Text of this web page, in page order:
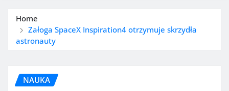
Home
Załoga SpaceX Inspiration4 otrzymuje skrzydła
astronauty
NAUKA